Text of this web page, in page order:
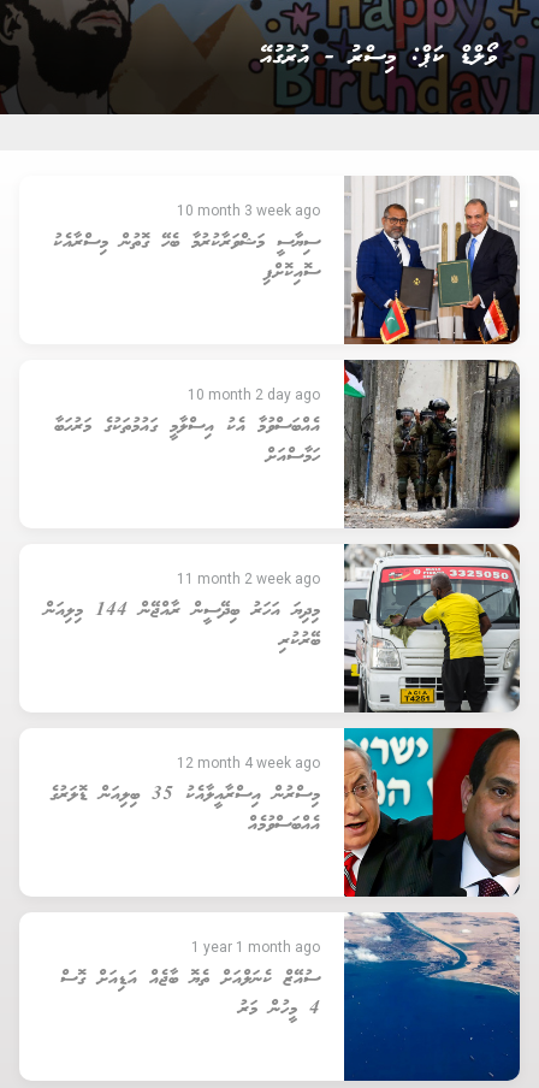
ވޯލްޑް ކަޕް: މިސްރު - އުރުގުއޭ
10 month 3 week ago
ސިޔާސީ މަޝްވަރާކުރުމާ ބެހޭ ގޮތުން މިސްރާއެކު
ސޮއިކޮށްފި
10 month 2 day ago
އެއްބަސްވުމާ އެކު އިސްލާމީ ގައުމުތަކުގެ މަރުހަބާ
ހަމާސްއަށް
11 month 2 week ago
މިދިޔަ އަހަރު ބިދޭސީން ރާއްޖޭން 144 މިލިއަން
ބޭރުކުރި
12 month 4 week ago
މިސްރުން އިސްރާއީލާއެކު 35 ބިލިއަން ޑޮލަރުގެ
އެއްބަސްވުމެއް
1 year 1 month ago
ސުއޭޒް ކެނަލްއަށް ތެޔޮ ބާޖެއް އަޑިއަށް ގޮސް
4 މީހުން މަރު